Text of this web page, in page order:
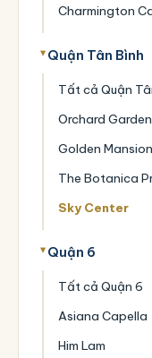
Charmington
Quận Tân Bình
Tất cả Quận
Orchard Garden
Golden Mansion
The Botanica
Sky Center
Quận 6
Tất cả Quận 6
Asiana Capella
Him Lam